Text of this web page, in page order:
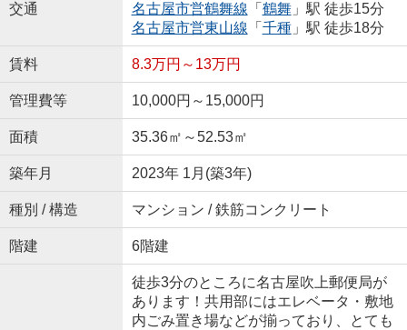
交通
名古屋市営鶴舞線 「 鶴舞」駅 徒歩15分
名古屋市営東山線 「 千種」駅 徒歩18分
賃料 8.3万円～13万円
管理費等 10,000円～15,000円
面積 35.36㎡～52.53㎡
築年月 2023年 1月(築3年)
種別 / 構造 マンション / 鉄筋コンクリート
階建 6階建
徒歩3分のところに名古屋吹上郵便局が
あります！共用部にはエレベータ・敷地
内ごみ置き場などが揃っており、とても